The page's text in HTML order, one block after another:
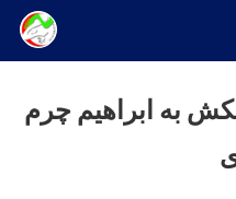
به ابراهیم چرم